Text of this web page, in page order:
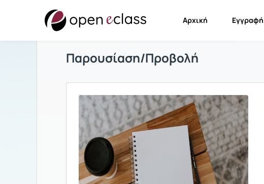
Αρχική Εγγραφή
Παρουσίαση/Προβολή